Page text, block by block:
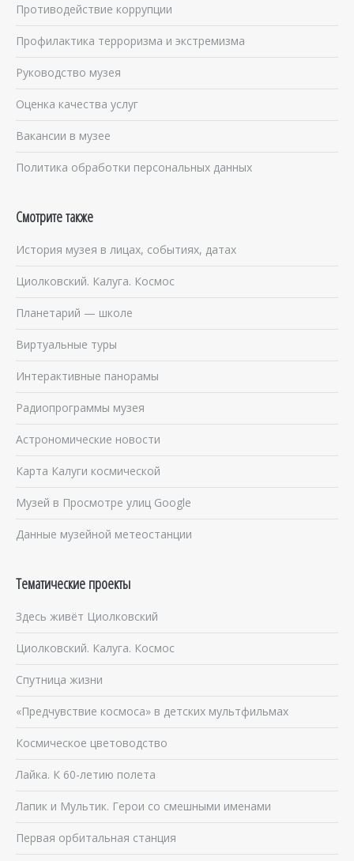
Противодействие коррупции
Профилактика терроризма и экстремизма
Руководство музея
Оценка качества услуг
Вакансии в музее
Политика обработки персональных данных
Смотрите также
История музея в лицах, событиях, датах
Циолковский. Калуга. Космос
Планетарий — школе
Виртуальные туры
Интерактивные панорамы
Радиопрограммы музея
Астрономические новости
Карта Калуги космической
Музей в Просмотре улиц Google
Данные музейной метеостанции
Тематические проекты
Здесь живёт Циолковский
Циолковский. Калуга. Космос
Спутница жизни
«Предчувствие космоса» в детских мультфильмах
Космическое цветоводство
Лайка. К 60-летию полета
Лапик и Мультик. Герои со смешными именами
Первая орбитальная станция